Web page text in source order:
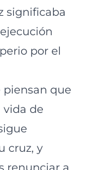
significaba
por el
que
vida de
cruz, y